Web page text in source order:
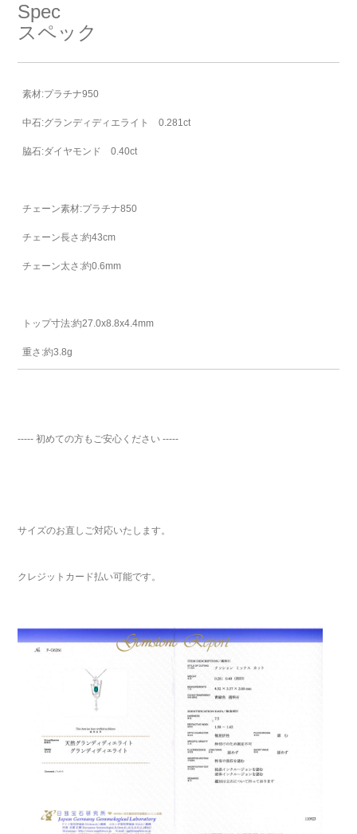
Spec
スペック
素材:プラチナ950
中石:グランディディエライト 0.281ct
脇石:ダイヤモンド 0.40ct
チェーン素材:プラチナ850
チェーン長さ:約43cm
チェーン太さ:約0.6mm
トップ寸法:約27.0x8.8x4.4mm
重さ:約3.8g
----- 初めての方もご安心ください -----
サイズのお直しご対応いたします。
クレジットカード払い可能です。
お買い物を続ける